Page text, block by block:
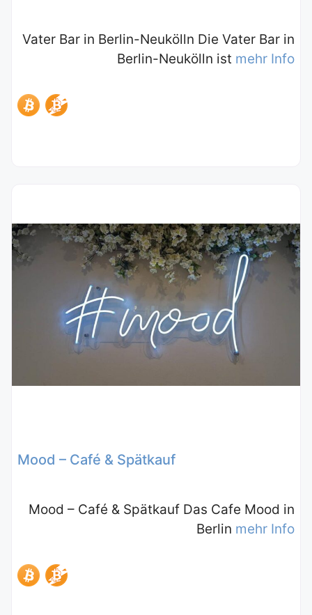
Vater Bar in Berlin-Neukölln Die Vater Bar in
Berlin-Neukölln ist mehr Info
Mood – Café & Spätkauf
Mood – Café & Spätkauf Das Cafe Mood in
Berlin mehr Info